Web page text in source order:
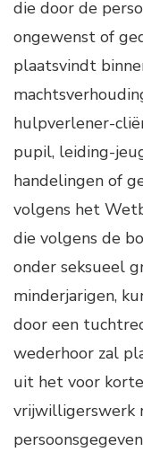
die door de
ongewenst of
plaatsvindt
hulpverlener-
pupil, leiding-
handelingen of
volgens het
die volgens de
onder seksueel
minderjarigen,
door een
wederhoor zal
uit het voor
vrijwilligerswerk